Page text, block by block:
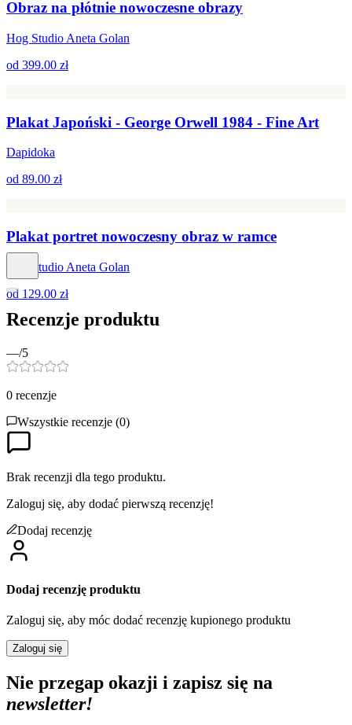
Obraz na płótnie nowoczesne obrazy
Hog Studio Aneta Golan
od 399.00 zł
Plakat Japoński - George Orwell 1984 - Fine Art
Dapidoka
od 89.00 zł
Plakat portret nowoczesny obraz w ramce
Hog Studio Aneta Golan
od 129.00 zł
Recenzje produktu
—/5
0 recenzje
Wszystkie recenzje (0)
Brak recenzji dla tego produktu.
Zaloguj się, aby dodać pierwszą recenzję!
Dodaj recenzję
Dodaj recenzję produktu
Zaloguj się, aby móc dodać recenzję kupionego produktu
Zaloguj się
Nie przegap okazji i zapisz się na
newsletter!